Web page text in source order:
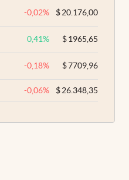
-0,02% $20.176,00
0,41% $1965,65
-0,18% $7709,96
-0,06% $26.348,35